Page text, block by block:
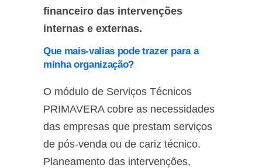
financeiro das intervenções
internas e externas.
Que mais-valias pode trazer para a
minha organização?
O módulo de Serviços Técnicos
PRIMAVERA cobre as necessidades
das empresas que prestam serviços
de pós-venda ou de cariz técnico.
Planeamento das intervenções,